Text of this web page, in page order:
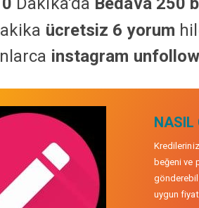
ücretsiz 6 yorum
instagram unfollow
NASIL
beğeni ve
uygun